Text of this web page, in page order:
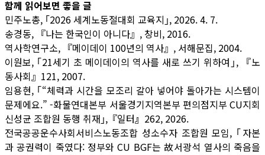
함께 읽어보면 좋을 글
민주노총, ｢2026 세계노동절대회 교육지｣, 2026. 4. 7.
송경동, 『나는 한국인이 아니다』, 창비, 2016.
역사학연구소, 『메이데이 100년의 역사』, 서해문집, 2004.
이원보, ｢21세기 초 메이데이의 역사를 새로 쓰기 위하여｣, 『노
동사회』121, 2007.
임용현, ｢“체력과 시간을 모조리 갈아 넣어야 돌아가는 시스템이
문제에요.” -화물연대본부 서울경기지역본부 편의점지부 CU지회
신성균 조합원 동행 취재｣,『일터』 262, 2026.
전국공공운수사회서비스노동조합 성소수자 조합원 모임, ｢자본
과 공권력이 죽였다: 정부와 CU BGF는 故서광석 열사의 죽음을